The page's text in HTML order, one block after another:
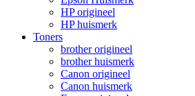
HP origineel
HP huismerk
Toners
brother origineel
brother huismerk
Canon origineel
Canon huismerk